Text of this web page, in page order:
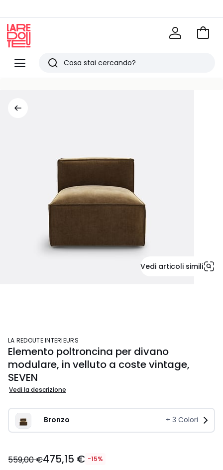
Menu
Redoute
Ricerca
Vai
Vedi articoli simili
LA REDOUTE INTERIEURS
Elemento poltroncina per divano
modulare, in velluto a coste vintage,
SEVEN
Vedi la descrizione
Bronzo + 3 Colori
559,00 €475,15 € -15%